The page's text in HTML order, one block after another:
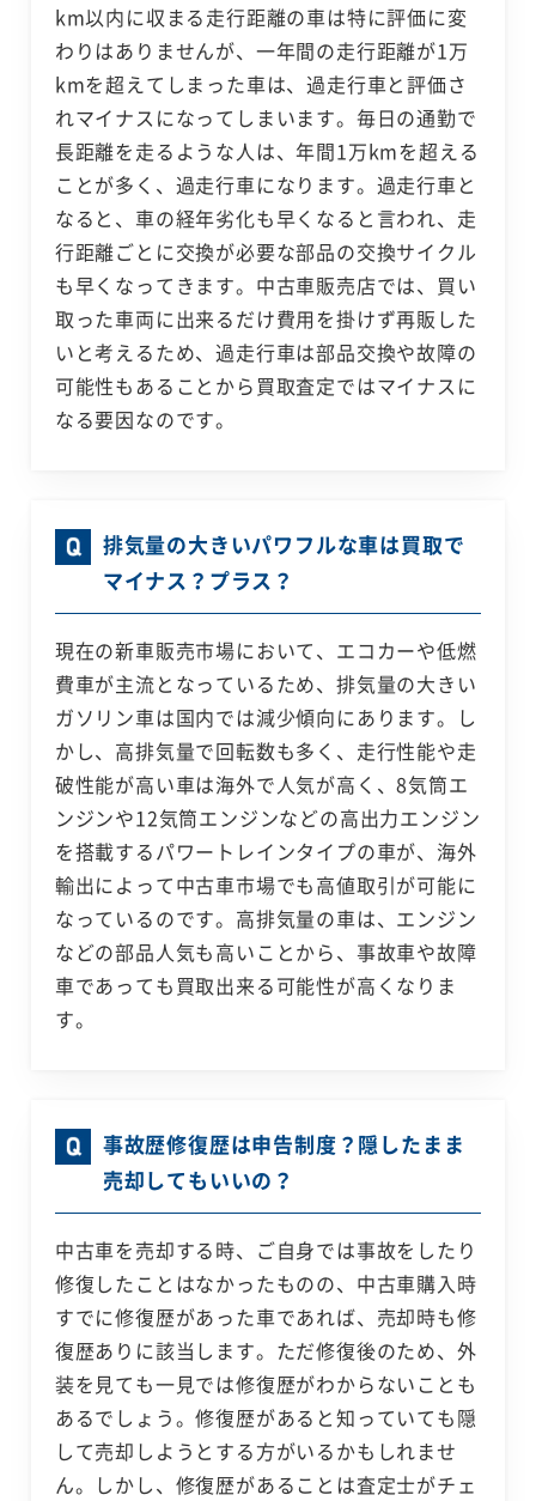
km以内に収まる走行距離の車は特に評価に変
わりはありませんが、一年間の走行距離が1万
kmを超えてしまった車は、過走行車と評価さ
れマイナスになってしまいます。毎日の通勤で
長距離を走るような人は、年間1万kmを超える
ことが多く、過走行車になります。過走行車と
なると、車の経年劣化も早くなると言われ、走
行距離ごとに交換が必要な部品の交換サイクル
も早くなってきます。中古車販売店では、買い
取った車両に出来るだけ費用を掛けず再販した
いと考えるため、過走行車は部品交換や故障の
可能性もあることから買取査定ではマイナスに
なる要因なのです。
排気量の大きいパワフルな車は買取で
マイナス？プラス？
現在の新車販売市場において、エコカーや低燃
費車が主流となっているため、排気量の大きい
ガソリン車は国内では減少傾向にあります。し
かし、高排気量で回転数も多く、走行性能や走
破性能が高い車は海外で人気が高く、8気筒エ
ンジンや12気筒エンジンなどの高出力エンジン
を搭載するパワートレインタイプの車が、海外
輸出によって中古車市場でも高値取引が可能に
なっているのです。高排気量の車は、エンジン
などの部品人気も高いことから、事故車や故障
車であっても買取出来る可能性が高くなりま
す。
事故歴修復歴は申告制度？隠したまま
売却してもいいの？
中古車を売却する時、ご自身では事故をしたり
修復したことはなかったものの、中古車購入時
すでに修復歴があった車であれば、売却時も修
復歴ありに該当します。ただ修復後のため、外
装を見ても一見では修復歴がわからないことも
あるでしょう。修復歴があると知っていても隠
して売却しようとする方がいるかもしれませ
ん。しかし、修復歴があることは査定士がチェ